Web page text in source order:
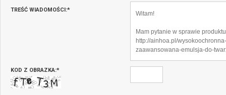
TREŚĆ WIADOMOŚCI:*
KOD Z OBRAZKA:*